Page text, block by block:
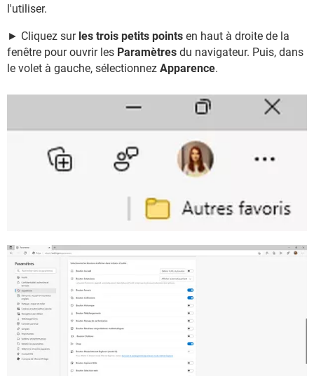
l'utiliser.
► Cliquez sur les trois petits points en haut à droite de la
fenêtre pour ouvrir les Paramètres du navigateur. Puis, dans
le volet à gauche, sélectionnez Apparence.